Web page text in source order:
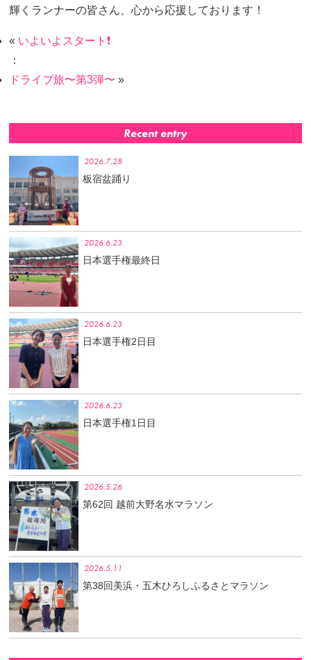
輝くランナーの皆さん、心から応援しております！
« いよいよスタート❗️
：
ドライブ旅〜第3弾〜 »
Recent entry
2026.7.28
板宿盆踊り
2026.6.23
日本選手権最終日
2026.6.23
日本選手権2日目
2026.6.23
日本選手権1日目
2026.5.26
第62回 越前大野名水マラソン
2026.5.11
第38回美浜・五木ひろしふるさとマラソン